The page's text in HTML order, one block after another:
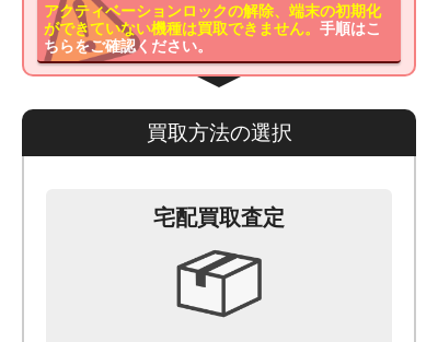
アクティベーションロックの解除、端末の初期化
ができていない機種は買取できません。手順はこ
ちらをご確認ください。
買取方法の選択
宅配買取査定